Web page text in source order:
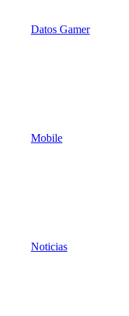
Datos Gamer
Mobile
Noticias